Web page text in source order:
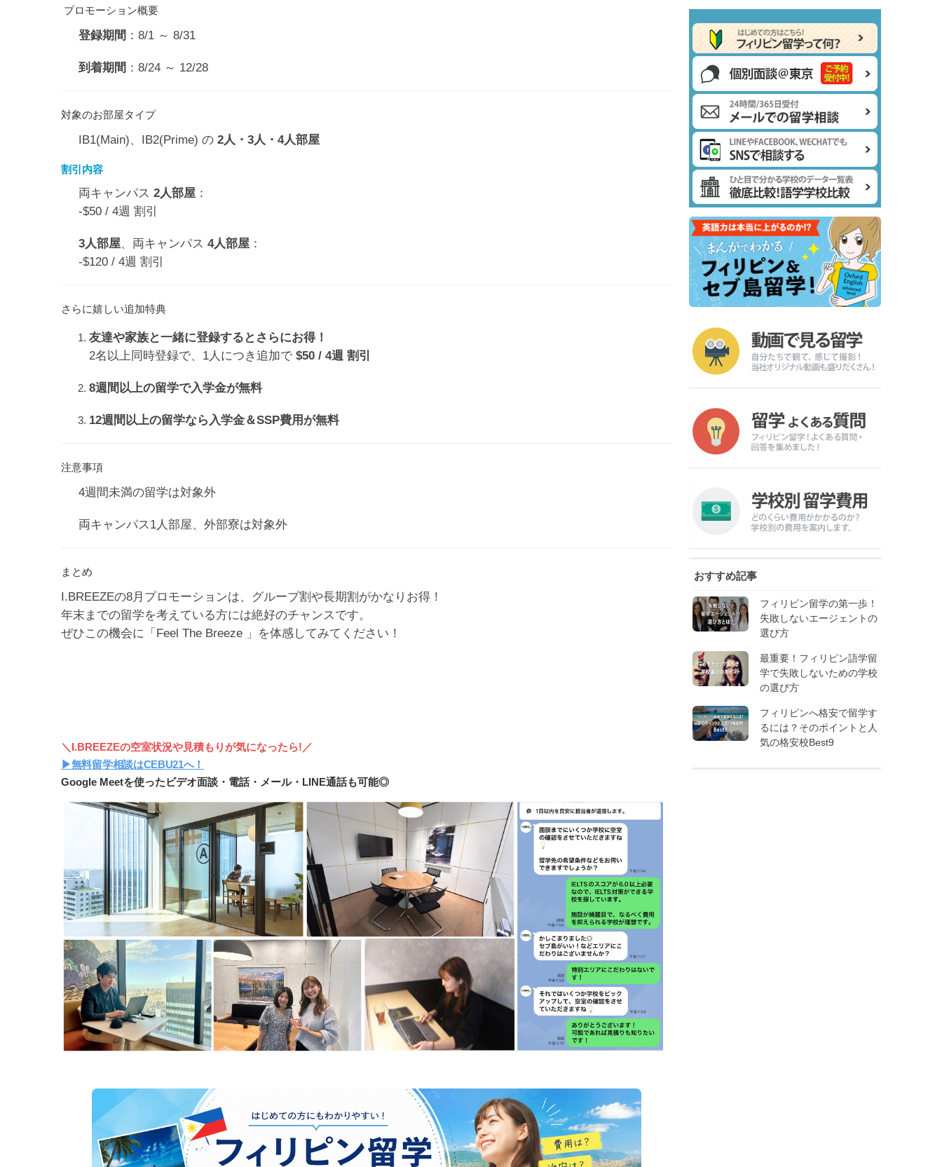
プロモーション概要
登録期間 ：8/1 ～ 8/31
到着期間 ：8/24 ～ 12/28
対象のお部屋タイプ
IB1(Main)、IB2(Prime) の 2人・3人・4人部屋
割引内容
両キャンパス 2人部屋 ：
-$50 / 4週 割引
3人部屋、両キャンパス 4人部屋 ：
-$120 / 4週 割引
さらに嬉しい追加特典
友達や家族と一緒に登録するとさらにお得！
2名以上同時登録で、1人につき追加で $50 / 4週 割引
8週間以上の留学で入学金が無料
12週間以上の留学なら入学金＆SSP費用が無料
注意事項
4週間未満の留学は対象外
両キャンパス1人部屋、外部寮は対象外
まとめ
I.BREEZEの8月プロモーションは、グループ割や長期割がかなりお得！
年末までの留学を考えている方には絶好のチャンスです。
ぜひこの機会に「Feel The Breeze 」を体感してみてください！
＼I.BREEZEの空室状況や見積もりが気になったら!／
▶︎無料留学相談はCEBU21へ！
Google Meetを使ったビデオ面談・電話・メール・LINE通話も可能◎
おすすめ記事
フィリピン留学の第一歩！
失敗しないエージェントの
選び方
最重要！フィリピン語学留
学で失敗しないための学校
の選び方
フィリピンへ格安で留学す
るには？そのポイントと人
気の格安校Best9